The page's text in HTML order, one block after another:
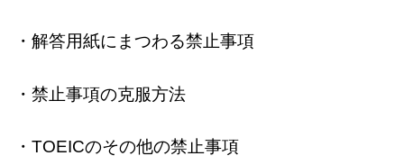
・解答用紙にまつわる禁止事項
・禁止事項の克服方法
・TOEICのその他の禁止事項